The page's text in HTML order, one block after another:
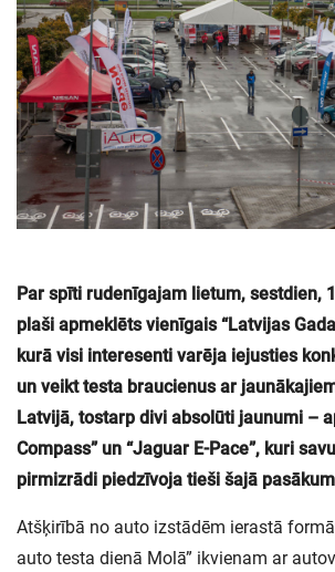
Par spīti rudenīgajam lietum, sestdien,
plaši apmeklēts vienīgais “Latvijas
kurā visi interesenti varēja iejusties
un veikt testa braucienus ar
Latvijā, tostarp divi absolūti jaunumi –
Compass” un “Jaguar E-Pace”, kuri
pirmizrādi piedzīvoja tieši šajā
Atšķirībā no auto izstādēm ierastā
auto testa dienā Molā” ikvienam ar